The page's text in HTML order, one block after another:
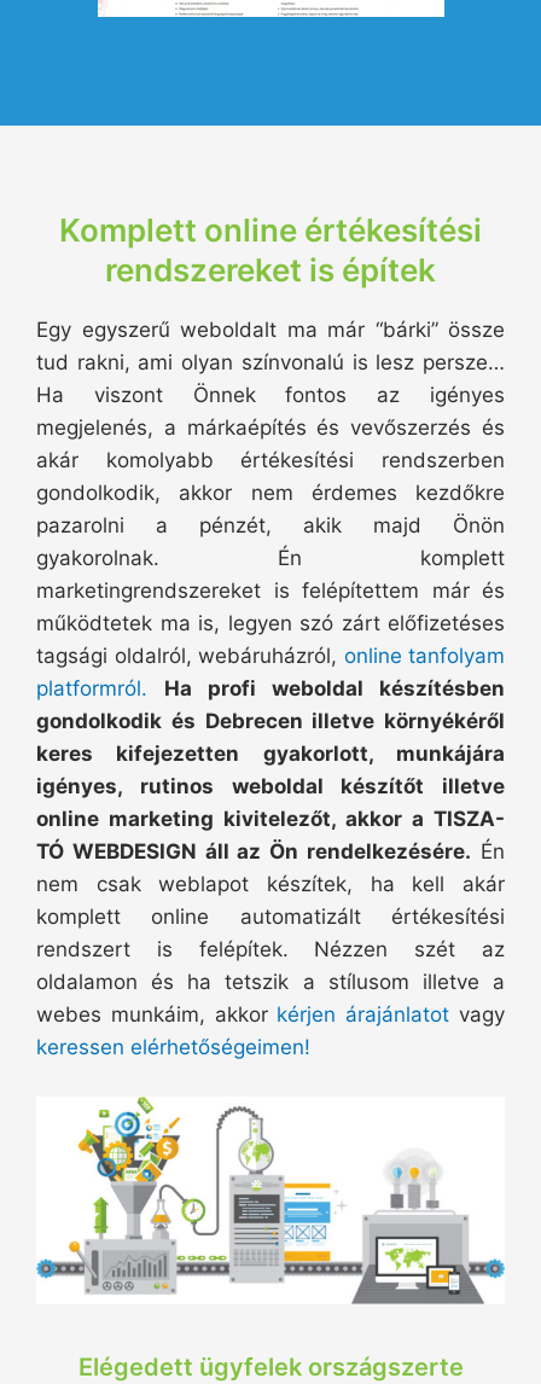
Komplett online értékesítési
rendszereket is építek
Egy egyszerű weboldalt ma már “bárki” össze
tud rakni, ami olyan színvonalú is lesz persze…
Ha viszont Önnek fontos az igényes
megjelenés, a márkaépítés és vevőszerzés és
akár komolyabb értékesítési rendszerben
gondolkodik, akkor nem érdemes kezdőkre
pazarolni a pénzét, akik majd Önön
gyakorolnak. Én komplett
marketingrendszereket is felépítettem már és
működtetek ma is, legyen szó zárt előfizetéses
tagsági oldalról, webáruházról, online tanfolyam
platformról.
Ha profi weboldal készítésben
gondolkodik és Debrecen illetve környékéről
keres kifejezetten gyakorlott, munkájára
igényes, rutinos weboldal készítőt illetve
online marketing kivitelezőt, akkor a TISZA-
TÓ WEBDESIGN áll az Ön rendelkezésére. Én
nem csak weblapot készítek, ha kell akár
komplett online automatizált értékesítési
rendszert is felépítek. Nézzen szét az
oldalamon és ha tetszik a stílusom illetve a
webes munkáim, akkor kérjen árajánlatot vagy
keressen elérhetőségeimen!
Elégedett ügyfelek országszerte